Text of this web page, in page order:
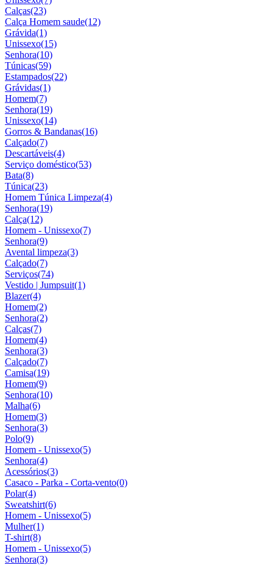
Calças(23)
Calça Homem saude(12)
Grávida(1)
Unissexo(15)
Senhora(10)
Túnicas(59)
Estampados(22)
Grávidas(1)
Homem(7)
Senhora(19)
Unissexo(14)
Gorros & Bandanas(16)
Calçado(7)
Descartáveis(4)
Serviço doméstico(53)
Bata(8)
Túnica(23)
Homem Túnica Limpeza(4)
Senhora(19)
Calça(12)
Homem - Unissexo(7)
Senhora(9)
Avental limpeza(3)
Calçado(7)
Serviços(74)
Vestido | Jumpsuit(1)
Blazer(4)
Homem(2)
Senhora(2)
Calças(7)
Homem(4)
Senhora(3)
Calçado(7)
Camisa(19)
Homem(9)
Senhora(10)
Malha(6)
Homem(3)
Senhora(3)
Polo(9)
Homem - Unissexo(5)
Senhora(4)
Acessórios(3)
Casaco - Parka - Corta-vento(0)
Polar(4)
Sweatshirt(6)
Homem - Unissexo(5)
Mulher(1)
T-shirt(8)
Homem - Unissexo(5)
Senhora(3)